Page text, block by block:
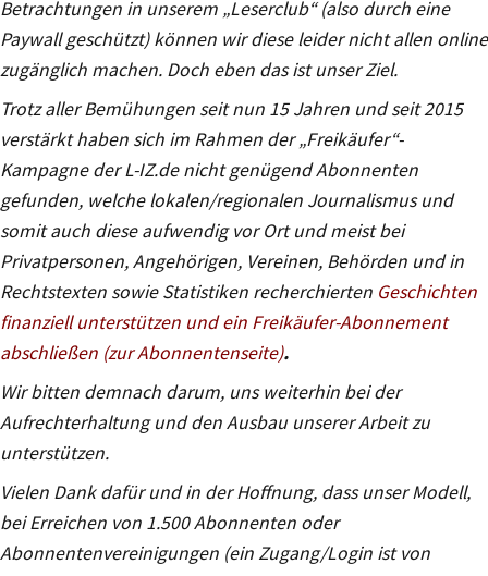
Betrachtungen in unserem „Leserclub“ (also durch eine
Paywall geschützt) können wir diese leider nicht allen online
zugänglich machen. Doch eben das ist unser Ziel.
Trotz aller Bemühungen seit nun 15 Jahren und seit 2015
verstärkt haben sich im Rahmen der „Freikäufer“-
Kampagne der L-IZ.de nicht genügend Abonnenten
gefunden, welche lokalen/regionalen Journalismus und
somit auch diese aufwendig vor Ort und meist bei
Privatpersonen, Angehörigen, Vereinen, Behörden und in
Rechtstexten sowie Statistiken recherchierten Geschichten
finanziell unterstützen und ein Freikäufer-Abonnement
abschließen (zur Abonnentenseite).
Wir bitten demnach darum, uns weiterhin bei der
Aufrechterhaltung und den Ausbau unserer Arbeit zu
unterstützen.
Vielen Dank dafür und in der Hoffnung, dass unser Modell,
bei Erreichen von 1.500 Abonnenten oder
Abonnentenvereinigungen (ein Zugang/Login ist von